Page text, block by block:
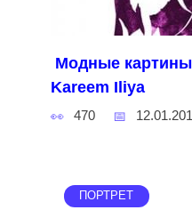
Модные
Kareem Iliya
470
ПОРТРЕТ